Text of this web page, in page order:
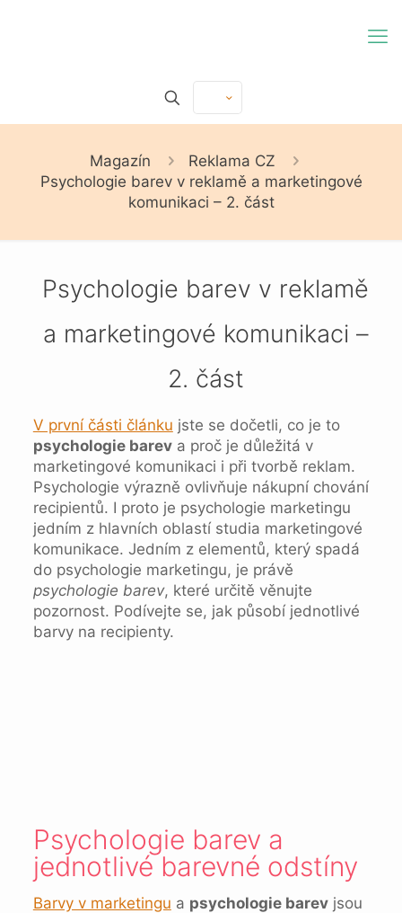
Magazín
Reklama CZ
Psychologie barev v reklamě a marketingové
komunikaci – 2. část
Psychologie barev v reklamě
a marketingové komunikaci –
2. část
V první části článku jste se dočetli, co je to
psychologie bareva proč je důležitá v
marketingové komunikaci i při tvorbě reklam.
Psychologie výrazně ovlivňuje nákupní chování
recipientů. I proto je psychologie marketingu
jedním z hlavních oblastí studia marketingové
komunikace. Jedním z elementů, který spadá
do psychologie marketingu, je právě
psychologie barev, které určitě věnujte
pozornost. Podívejte se, jak působí jednotlivé
barvy na recipienty.
Psychologie barev a
jednotlivé barevné odstíny
Barvy v marketingu a psychologie barevjsou